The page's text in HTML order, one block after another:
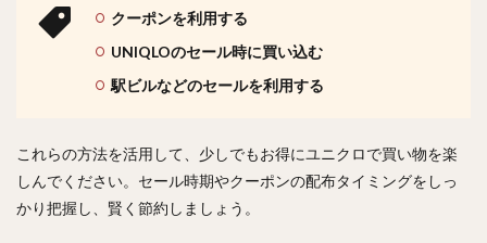
クーポンを利用する
UNIQLOのセール時に買い込む
駅ビルなどのセールを利用する
これらの方法を活用して、少しでもお得にユニクロで買い物を楽
しんでください。セール時期やクーポンの配布タイミングをしっ
かり把握し、賢く節約しましょう。